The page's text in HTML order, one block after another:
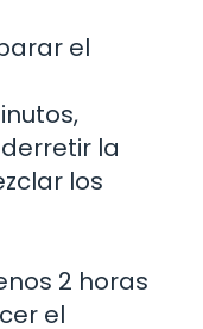
el
la
los
2 horas
el